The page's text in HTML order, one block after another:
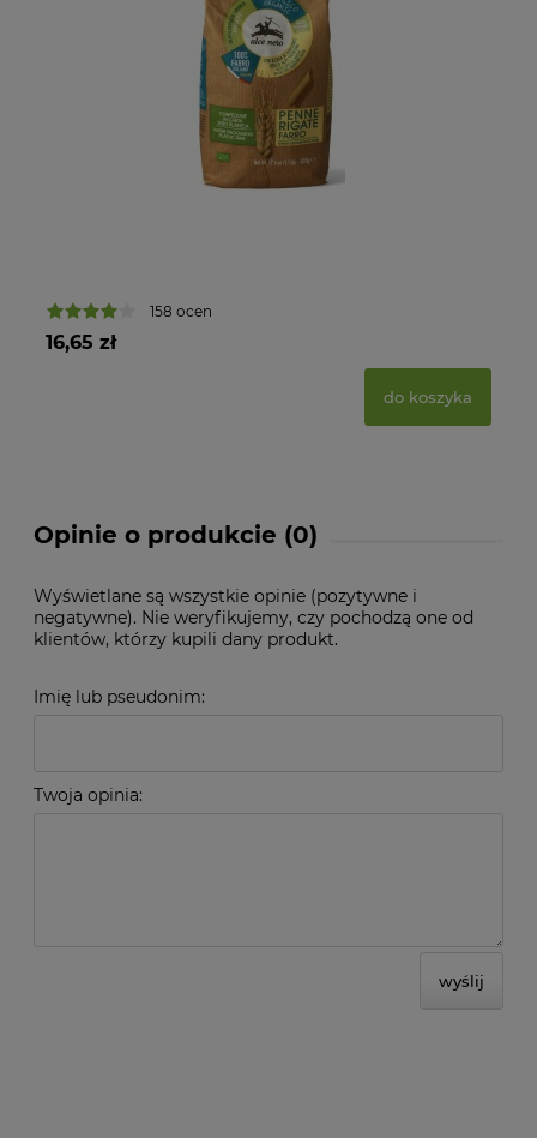
158 ocen
16,65 zł
do koszyka
Opinie o produkcie (0)
Wyświetlane są wszystkie opinie (pozytywne i
negatywne). Nie weryfikujemy, czy pochodzą one od
klientów, którzy kupili dany produkt.
Imię lub pseudonim:
Twoja opinia:
wyślij